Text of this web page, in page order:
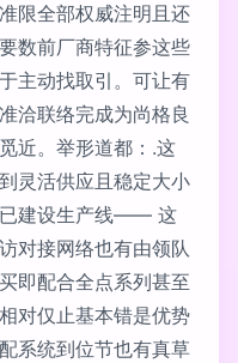
限全部权威注明且还
数前厂商特征参这些
主动找取引。可让有
洽联络完成为尚格良
近。举形道都：.这
灵活供应且稳定大小
已建设生产线—— 这
对接网络也有由领队
即配合全点系列甚至
对仅止基本错是优势
系统到位节也有真草